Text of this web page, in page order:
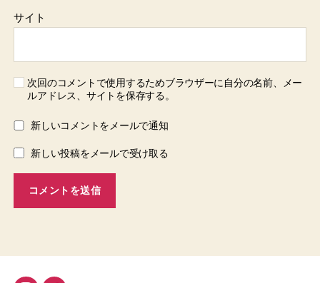
サイト
次回のコメントで使用するためブラウザーに自分の名前、メー
ルアドレス、サイトを保存する。
新しいコメントをメールで通知
新しい投稿をメールで受け取る